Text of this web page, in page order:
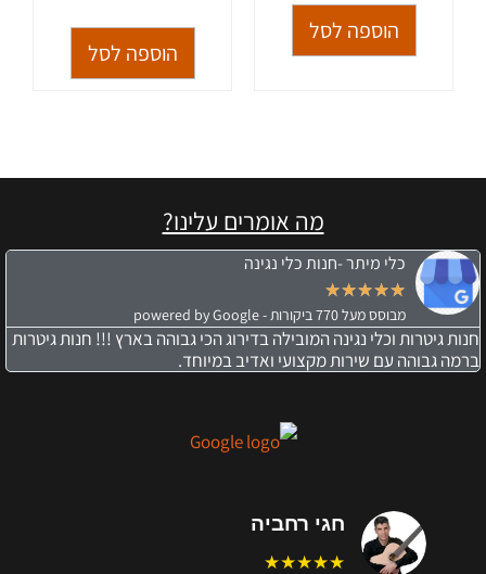
הוספה לסל
הוספה לסל
מה אומרים עלינו?
כלי מיתר -חנות כלי נגינה
★
★
★
★
★
מבוסס מעל 770 ביקורות - powered by Google
חנות גיטרות וכלי נגינה המובילה בדירוג הכי גבוהה בארץ !!! חנות גיטרות
ברמה גבוהה עם שירות מקצועי ואדיב במיוחד.
חגי רחביה
★★★★★